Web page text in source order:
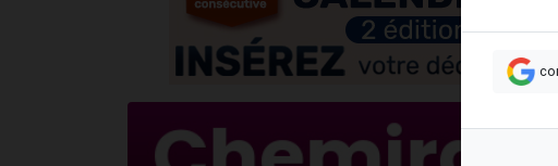
4 personnes viennent
3 personnes viennent
Odaya vient de donner
2 personnes viennent